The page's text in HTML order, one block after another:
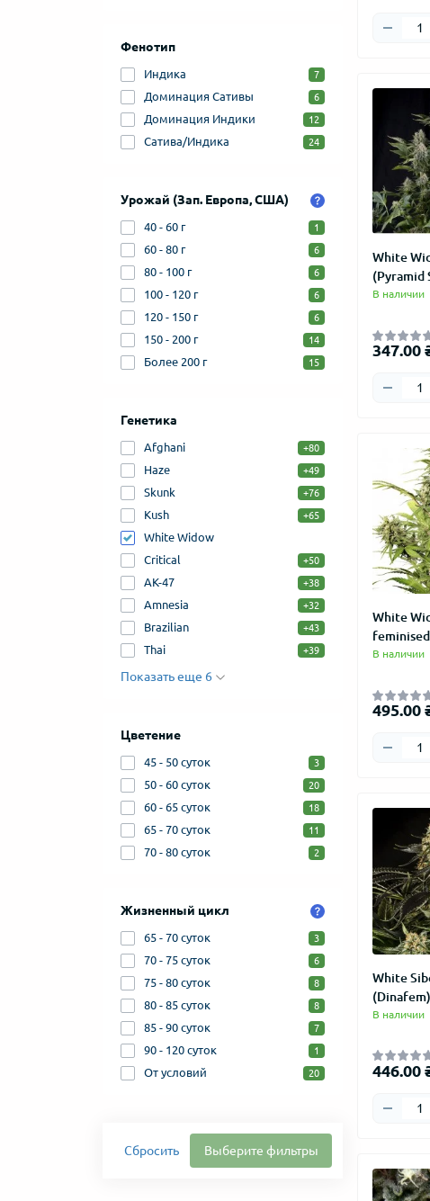
Фенотип
Индика 7
Доминация Сативы 6
Доминация Индики 12
Сатива/Индика 24
Урожай (Зап. Европа, США)
40 - 60 г 1
60 - 80 г 6
80 - 100 г 6
100 - 120 г 6
120 - 150 г 6
150 - 200 г 14
Более 200 г 15
Генетика
Afghani +80
Haze +49
Skunk +76
Kush +65
White Widow
Critical
+50
AK-47 +38
Amnesia +32
Brazilian +43
Thai +39
Показать еще 6
Цветение
45 - 50 суток 3
50 - 60 суток 20
60 - 65 суток 18
65 - 70 суток 11
70 - 80 суток 2
Жизненный цикл
65 - 70 суток 3
70 - 75 суток 6
75 - 80 суток 8
80 - 85 суток 8
85 - 90 суток 7
90 - 120 суток 1
От условий 20
Сбросить Выберите фильтры
White
(Pyramid
В наличии
347.00
White
В наличии
495.00
White
(Dinafem)
В наличии
446.00